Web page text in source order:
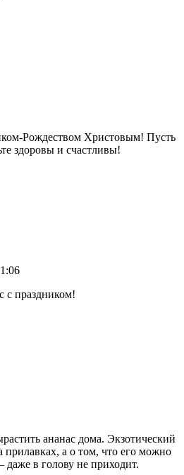
Рождеством Христовым! Пусть
здоровы и счастливы!
с праздником!
ананас дома. Экзотический
прилавках, а о том, что его можно
в голову не приходит.